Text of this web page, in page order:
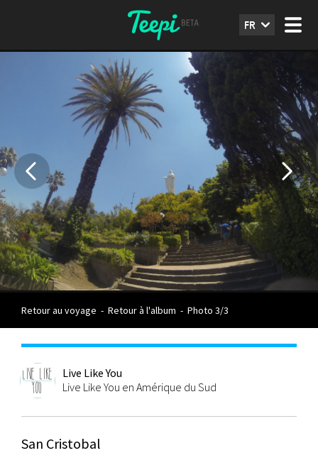
FR
Retour au voyage - Retour à l'album - Photo 3/3
Live Like You
Live Like You en Amérique du Sud
San Cristobal